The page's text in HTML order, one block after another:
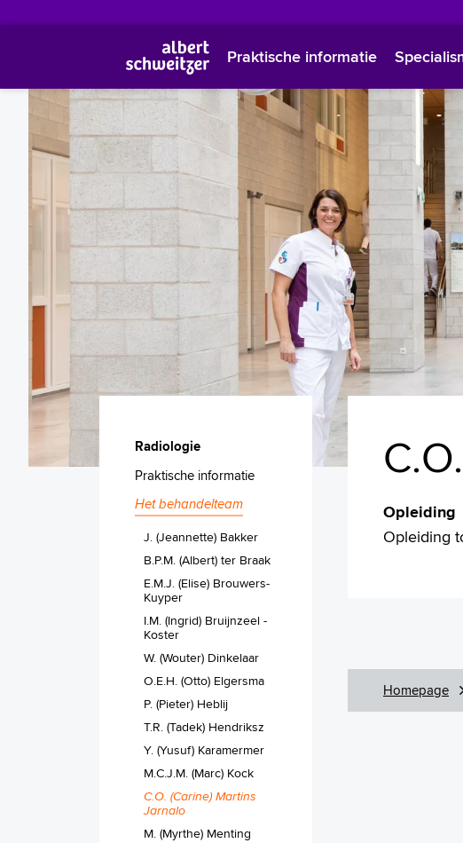
Praktische informatie
Radiologie
Praktische informatie
Het behandelteam
J. (Jeannette) Bakker
B.P.M. (Albert) ter Braak
E.M.J. (Elise) Brouwers-
Kuyper
I.M. (Ingrid) Bruijnzeel -
Koster
W. (Wouter) Dinkelaar
O.E.H. (Otto) Elgersma
P. (Pieter) Heblij
T.R. (Tadek) Hendriksz
Y. (Yusuf) Karamermer
M.C.J.M. (Marc) Kock
C.O. (Carine) Martins
Jarnalo
M. (Myrthe) Menting
Opleiding
Opleiding
Homepage